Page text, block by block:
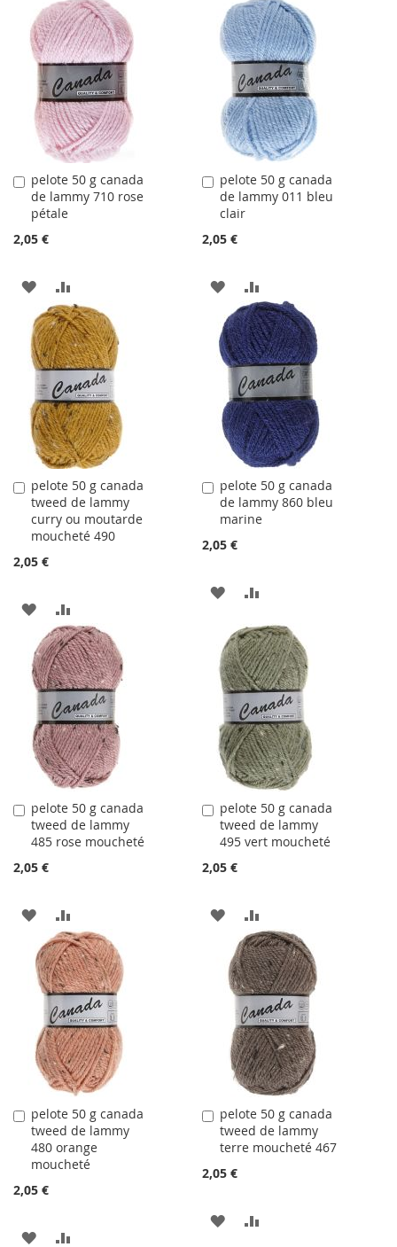
LA
LISTE
D'ACHATS
COMPARATEUR
À
LA
LISTE
D'ACHATS
AU
COMPARATEUR
pelote 50 g canada
de lammy 710 rose
pétale
2,05 €
Ajouter
au
panier
AJOUTER
À
LA
LISTE
D'ACHATS
AU
COMPARATEUR
pelote 50 g canada
de lammy 011 bleu
clair
2,05 €
Ajouter
au
panier
AJOUTER
À
LA
LISTE
D'ACHATS
AU
COMPARATEUR
pelote 50 g canada
tweed de lammy
curry ou moutarde
moucheté 490
2,05 €
Ajouter
au
panier
AJOUTER
À
LA
LISTE
D'ACHATS
AU
COMPARATEUR
pelote 50 g canada
de lammy 860 bleu
marine
2,05 €
Ajouter
au
panier
AJOUTER
LA
LISTE
D'ACHATS
AU
COMPARATEUR
pelote 50 g canada
tweed de lammy
485 rose moucheté
2,05 €
Ajouter
au
panier
AJOUTER
À
LA
LISTE
D'ACHATS
AU
COMPARATEUR
pelote 50 g canada
tweed de lammy
495 vert moucheté
2,05 €
Ajouter
au
panier
AJOUTER
LA
LISTE
D'ACHATS
AU
COMPARATEUR
pelote 50 g canada
tweed de lammy
480 orange
moucheté
2,05 €
Ajouter
au
panier
AJOUTER
pelote 50 g canada
tweed de lammy
terre moucheté 467
2,05 €
Ajouter
au
panier
AJOUTER